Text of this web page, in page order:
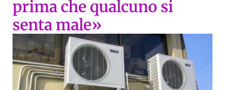
prima che qualcuno si
senta male»